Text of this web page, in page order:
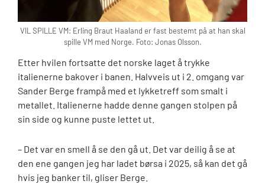
VIL SPILLE VM: Erling Braut Haaland er fast bestemt på at han skal
spille VM med Norge. Foto: Jonas Olsson.
Etter hvilen fortsatte det norske laget å trykke
italienerne bakover i banen. Halvveis ut i 2. omgang var
Sander Berge frampå med et lykketreff som smalt i
metallet. Italienerne hadde denne gangen stolpen på
sin side og kunne puste lettet ut.
– Det var en smell å se den gå ut. Det var deilig å se at
den ene gangen jeg har ladet børsa i 2025, så kan det gå
hvis jeg banker til, gliser Berge.